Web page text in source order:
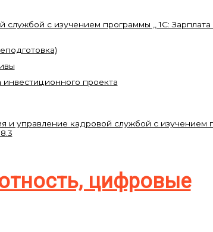
службой с изучением программы ,, 1С:
проекта
и управление кадровой службой с изучением
цифровые